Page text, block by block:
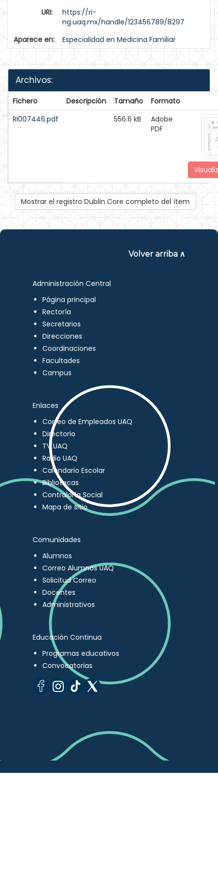
URI:
https://ri-
ng.uaq.mx/handle/123456789/8297
Aparece en:
Especialidad en Medicina Familiar
Archivos:
Fichero Descripción Tamaño
Formato
RI007446.pdf
556.6 kB
Adobe
PDF
Mostrar el registro Dublin Core completo del ítem
Volver arriba ∧
Administración Central
Página principal
Rectoría
Secretarios
Direcciones
Coordinaciones
Facultades
Campus
Enlaces
Correo de Empleados UAQ
Directorio
TV UAQ
Radio UAQ
Calendario Escolar
Bibliotecas
Contraloría Social
Mapa de sitio
Comunidades
Alumnos
Correo Alumnos UAQ
Solicitud Correo
Docentes
Administrativos
Educación Continua
Programas educativos
Convocatorias